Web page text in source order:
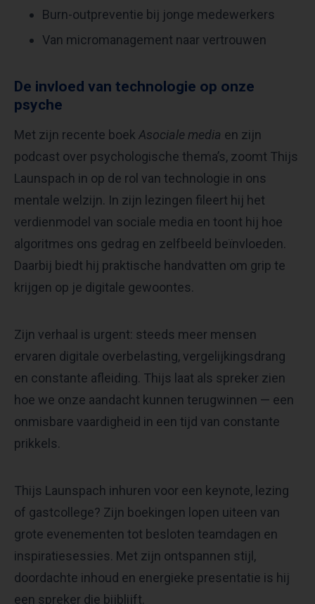
Burn-outpreventie bij jonge medewerkers
Van micromanagement naar vertrouwen
De invloed van technologie op onze
psyche
Met zijn recente boek Asociale media en zijn
podcast over psychologische thema’s, zoomt Thijs
Launspach in op de rol van technologie in ons
mentale welzijn. In zijn lezingen fileert hij het
verdienmodel van sociale media en toont hij hoe
algoritmes ons gedrag en zelfbeeld beïnvloeden.
Daarbij biedt hij praktische handvatten om grip te
krijgen op je digitale gewoontes.
Zijn verhaal is urgent: steeds meer mensen
ervaren digitale overbelasting, vergelijkingsdrang
en constante afleiding. Thijs laat als spreker zien
hoe we onze aandacht kunnen terugwinnen — een
onmisbare vaardigheid in een tijd van constante
prikkels.
Thijs Launspach inhuren voor een keynote, lezing
of gastcollege? Zijn boekingen lopen uiteen van
grote evenementen tot besloten teamdagen en
inspiratiesessies. Met zijn ontspannen stijl,
doordachte inhoud en energieke presentatie is hij
een spreker die bijblijft.